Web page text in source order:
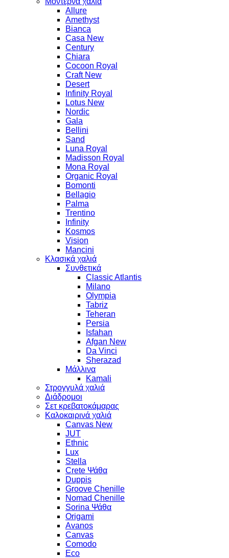
Allure
Amethyst
Bianca
Casa New
Century
Chiara
Cocoon Royal
Craft New
Desert
Infinity Royal
Lotus New
Nordic
Gala
Bellini
Sand
Luna Royal
Madisson Royal
Mona Royal
Organic Royal
Bomonti
Bellagio
Palma
Trentino
Infinity
Kosmos
Vision
Mancini
Κλασικά χαλιά
Συνθετικά
Classic Atlantis
Milano
Olympia
Tabriz
Teheran
Persia
Isfahan
Afgan New
Da Vinci
Sherazad
Μάλλινα
Kamali
Στρογγυλά χαλιά
Διάδρομοι
Σετ κρεβατοκάμαρας
Καλοκαιρινά χαλιά
Canvas New
JUT
Ethnic
Lux
Stella
Crete Ψάθα
Duppis
Groove Chenille
Nomad Chenille
Sorina Ψάθα
Origami
Avanos
Canvas
Comodo
Eco